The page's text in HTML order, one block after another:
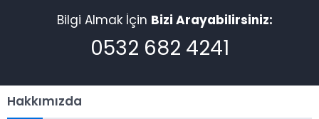
Bilgi Almak İçin Bizi Arayabilirsiniz:
0532 682 4241
Hakkımızda